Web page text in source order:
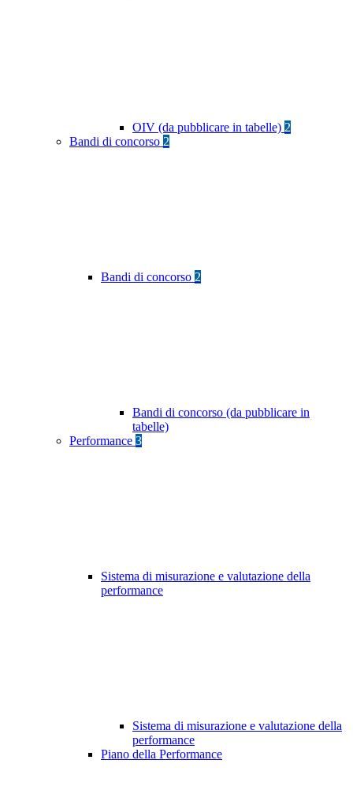
OIV (da pubblicare in tabelle) 2
Bandi di concorso 2
Bandi di concorso 2
Bandi di concorso (da pubblicare in
tabelle)
Performance 3
Sistema di misurazione e valutazione della
performance
Sistema di misurazione e valutazione della
performance
Piano della Performance